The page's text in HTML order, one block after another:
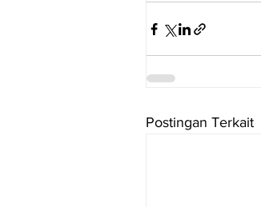
Postingan Terkait